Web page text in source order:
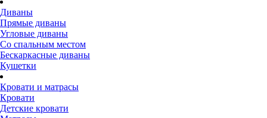
Диваны
Прямые диваны
Угловые диваны
Со спальным местом
Бескаркасные диваны
Кушетки
Кровати и матрасы
Кровати
Детские кровати